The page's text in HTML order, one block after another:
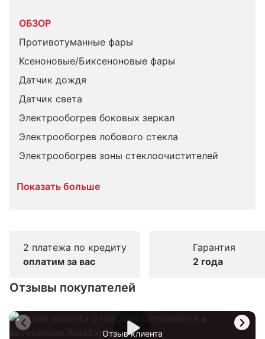
ОБЗОР
Противотуманные фары
Ксеноновые/Биксеноновые фары
Датчик дождя
Датчик света
Электрообогрев боковых зеркал
Электрообогрев лобового стекла
Электрообогрев зоны стеклоочистителей
Показать больше
2 платежа по кредиту
оплатим за вас
Гарантия
2 года
Отзывы покупателей
Отзыв клиента